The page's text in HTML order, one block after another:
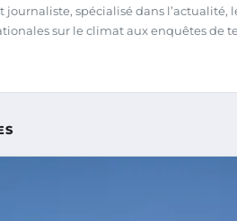
journaliste, spécialisé dans
sur le climat aux enquêtes de